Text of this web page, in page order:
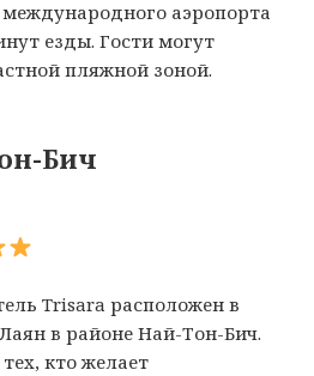
аэропорта
езды. Гости могут
пляжной зоной.
Бич
Trisara расположен в
в районе Най-Тон-Бич.
кто желает